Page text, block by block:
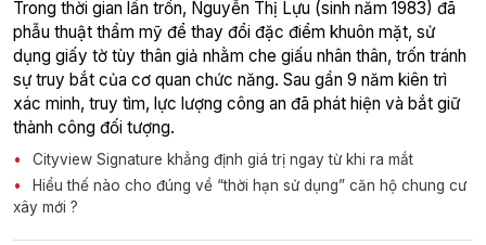
Trong thời gian lẩn trốn, Nguyễn Thị Lựu (sinh năm 1983) đã
phẫu thuật thẩm mỹ để thay đổi đặc điểm khuôn mặt, sử
dụng giấy tờ tùy thân giả nhằm che giấu nhân thân, trốn tránh
sự truy bắt của cơ quan chức năng. Sau gần 9 năm kiên trì
xác minh, truy tìm, lực lượng công an đã phát hiện và bắt giữ
thành công đối tượng.
Cityview Signature khẳng định giá trị ngay từ khi ra mắt
Hiểu thế nào cho đúng về “thời hạn sử dụng” căn hộ chung cư
xây mới ?